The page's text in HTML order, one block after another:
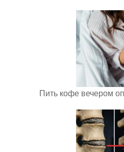
Пить кофе вечером